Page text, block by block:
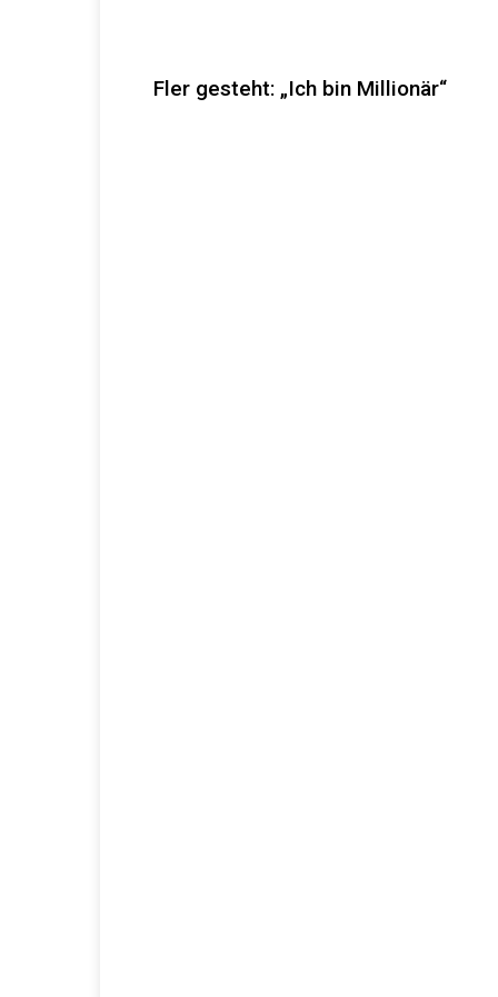
Fler gesteht: „Ich bin Millionär“